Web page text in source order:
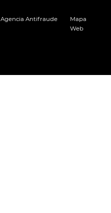
Agencia Antifraude
Mapa
Web